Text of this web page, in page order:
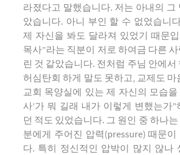
라졌다고 말했습니다. 저는 아내의 그
았습니다. 아니 부인 할 수 없었습니
제 자신을 봐도 달라져 있었기 때문
목사”라는 직분이 저로 하여금 다른
린 것 같았습니다. 전처럼 주님 안에
허심탄회 하게 말도 못하고, 교제도 마
교회 목양실에 있는 제 자신의 모습을
사’가 뭐 길래 내가 이렇게 변했는가
던 적도 있었습니다. 그 원인 중 하나는
분에게 주어진 압력(pressure) 때문이
다. 특히 정신적인 압박이 많지 않나